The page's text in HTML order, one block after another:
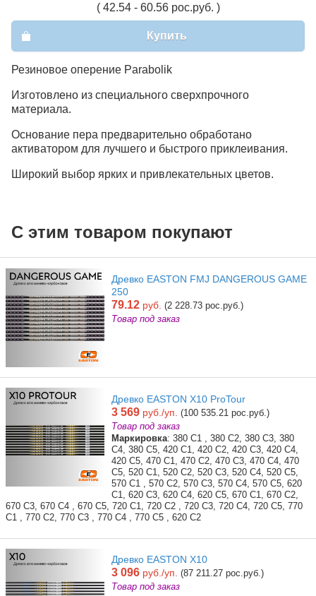
( 42.54 - 60.56 рос.руб. )
Купить
Резиновое оперение Parabolik
Изготовлено из специального сверхпрочного
материала.
Основание пера предварительно обработано
активатором для лучшего и быстрого приклеивания.
Широкий выбор ярких и привлекательных цветов.
С этим товаром покупают
Древко EASTON FMJ DANGEROUS GAME
250
79.12 руб. (2 228.73 рос.руб.)
Товар под заказ
Древко EASTON X10 ProTour
3 569 руб./уп. (100 535.21 рос.руб.)
Товар под заказ
Маркировка: 380 C1 , 380 C2, 380 C3, 380
C4, 380 C5, 420 C1, 420 C2, 420 C3, 420 C4,
420 C5, 470 C1, 470 C2, 470 C3, 470 C4, 470
C5, 520 C1, 520 C2, 520 C3, 520 C4, 520 C5,
570 C1 , 570 C2, 570 C3, 570 C4, 570 C5, 620
C1, 620 C3, 620 C4, 620 C5, 670 C1, 670 C2,
670 C3, 670 C4 , 670 C5, 720 C1, 720 C2 , 720 C3, 720 C4, 720 C5, 770
C1 , 770 C2, 770 C3 , 770 C4 , 770 C5 , 620 C2
Древко EASTON X10
3 096 руб./уп. (87 211.27 рос.руб.)
Товар под заказ